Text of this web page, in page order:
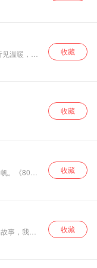
收藏
收藏
。《8090
龙游电台
收藏
事，我们
十年的西
继《野史
收藏